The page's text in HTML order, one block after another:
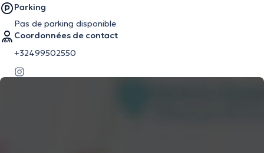
Parking
Pas de parking disponible
Coordonnées de contact
+32499502550